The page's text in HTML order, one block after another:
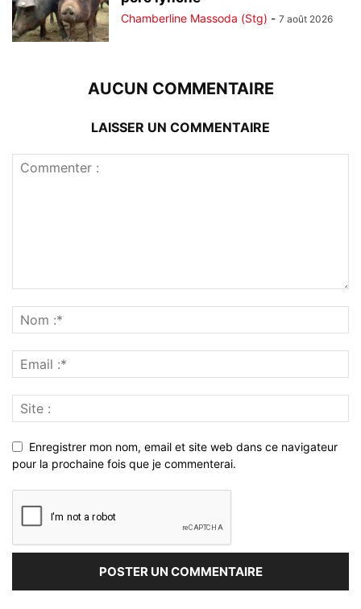
Chamberline Massoda (Stg) - 7 août 2026
AUCUN COMMENTAIRE
LAISSER UN COMMENTAIRE
Enregistrer mon nom, email et site web dans ce navigateur
pour la prochaine fois que je commenterai.